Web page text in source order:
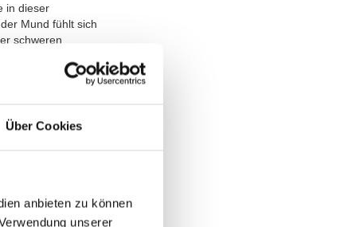
Über Cookies
anbieten zu können
unserer
in dieser
Mund fühlt sich
schweren
schlägt schnell
Sinn, der stirbt
der Mensch
sogar
lebensphase-